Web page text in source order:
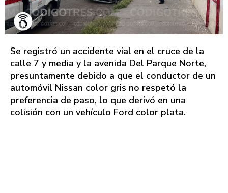
Se registró un accidente vial en el cruce de la
calle 7 y media y la avenida Del Parque Norte,
presuntamente debido a que el conductor de un
automóvil Nissan color gris no respetó la
preferencia de paso, lo que derivó en una
colisión con un vehículo Ford color plata.